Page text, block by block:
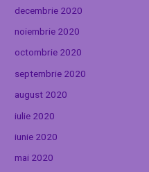
decembrie 2020
noiembrie 2020
octombrie 2020
septembrie 2020
august 2020
iulie 2020
iunie 2020
mai 2020